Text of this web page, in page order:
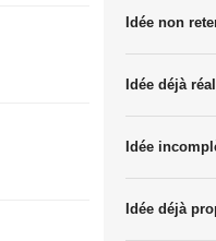
Idée non
Idée déjà
Idée
Idée déjà